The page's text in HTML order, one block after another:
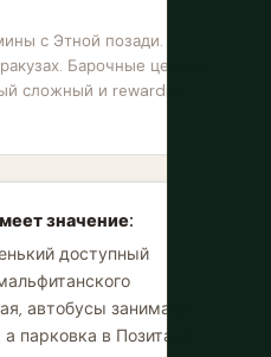
с Этной позади.
Барочные церкви
сложный и rewarding
значение:
доступный
автобусы занимают
парковка в Позитано